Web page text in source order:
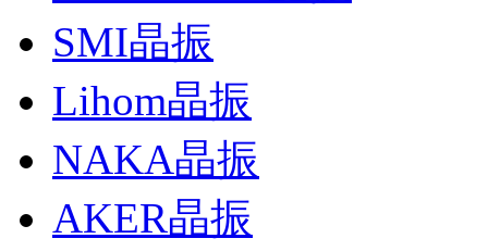
SMI晶振
Lihom晶振
NAKA晶振
AKER晶振